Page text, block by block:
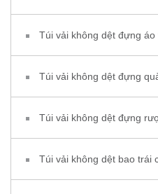
Túi vải không dệt đựng áo
Túi vải không dệt đựng
Túi vải không dệt đựng
Túi vải không dệt bao trái